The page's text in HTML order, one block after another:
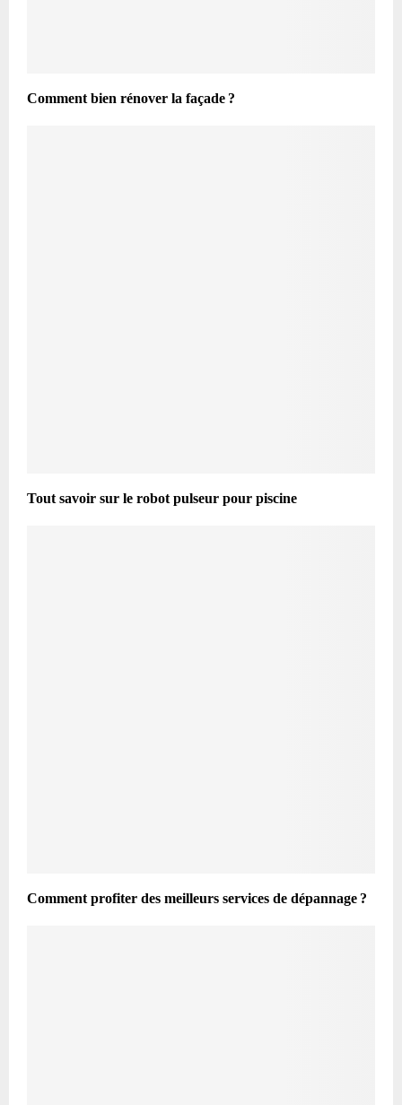
Comment bien rénover la façade ?
Tout savoir sur le robot pulseur pour piscine
Comment profiter des meilleurs services de dépannage ?